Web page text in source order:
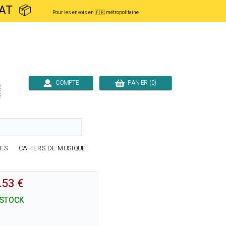
📦 Pour les envois en 🇫🇷 métropolitaine
COMPTE PANIER (0)
CAHIERS DE MUSIQUE
€